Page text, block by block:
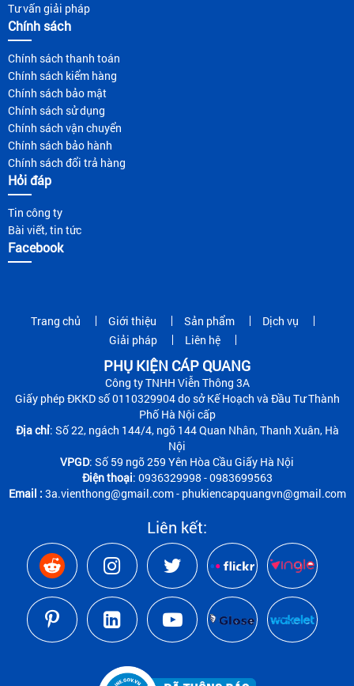
Tư vấn giải pháp
Chính sách
Chính sách thanh toán
Chính sách kiểm hàng
Chính sách bảo mật
Chính sách sử dụng
Chính sách vận chuyển
Chính sách bảo hành
Chính sách đổi trả hàng
Hỏi đáp
Tin công ty
Bài viết, tin tức
Facebook
Trang chủ Giới thiệu Sản phẩm
Dịch vụ
Giải pháp
Liên hệ
PHỤ KIỆN CÁP QUANG
Công ty TNHH Viễn Thông 3A
Giấy phép ĐKKD số 0110329904 do sở Kế Hoạch và Đầu Tư Thành
Phố Hà Nội cấp
Địa chỉ: Số 22, ngách 144/4, ngõ 144 Quan Nhân, Thanh Xuân, Hà
Nội
VPGD: Số 59 ngõ 259 Yên Hòa Cầu Giấy Hà Nội
Điện thoại: 0936329998 - 0983699563
Email : 3a.vienthong@gmail.com - phukiencapquangvn@gmail.com
Liên kết: